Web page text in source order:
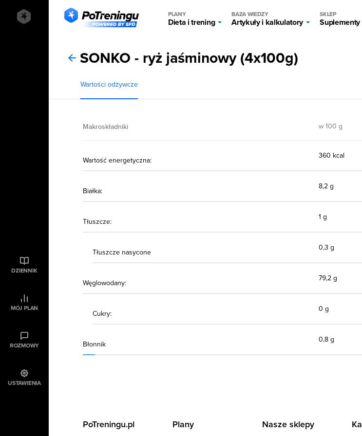
PLANY
Dieta i trening
BAZA WIEDZY
Artykuły i kalkulatory
SKLEP
Suplementy
DZIENNIK
MÓJ PLAN
ROZMOWY
USTAWIENIA
SONKO - ryż jaśminowy (4x100g)
Wartości odżywcze
Makroskładniki w 100 g
Wartość energetyczna:
360 kcal
Białka:
8,2 g
Tłuszcze:
1 g
Tłuszcze nasycone
0,3 g
Węglowodany:
79,2 g
Cukry:
0 g
Błonnik
0,8 g
PoTreningu.pl Plany Nasze sklepy